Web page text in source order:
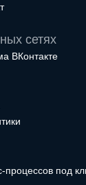
сетях
ВКонтакте
процессов под